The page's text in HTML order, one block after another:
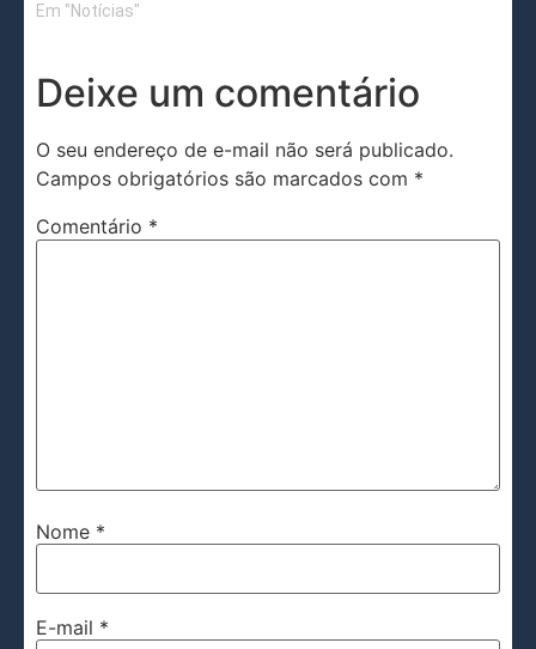
Em "Notícias"
Deixe um comentário
O seu endereço de e-mail não será publicado.
Campos obrigatórios são marcados com *
Comentário *
Nome *
E-mail *